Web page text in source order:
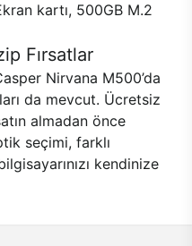
kartı, 500GB M.2
Fırsatlar
Nirvana M500’da
da mevcut. Ücretsiz
almadan önce
seçimi, farklı
kendinize